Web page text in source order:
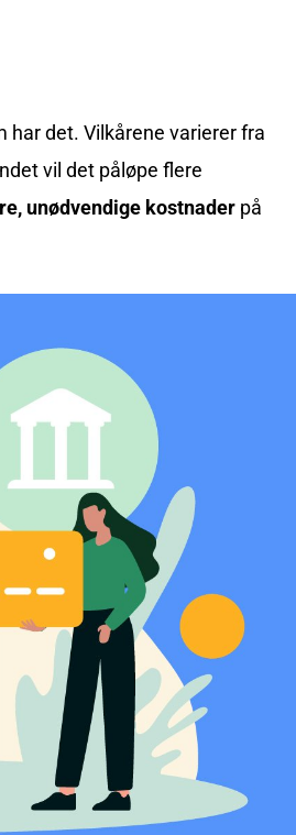
har det. Vilkårene varierer fra
vil det påløpe flere
unødvendige kostnader på